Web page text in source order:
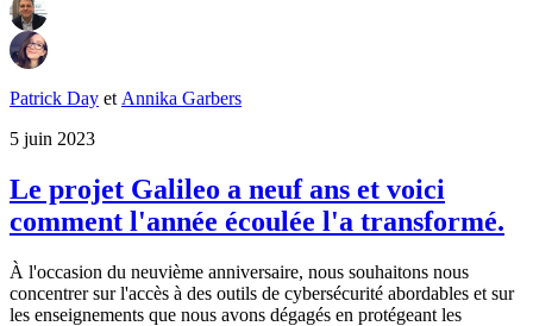
Patrick Day et Annika Garbers
5 juin 2023
Le projet Galileo a neuf ans et voici
comment l'année écoulée l'a transformé.
À l'occasion du neuvième anniversaire, nous souhaitons nous
concentrer sur l'accès à des outils de cybersécurité abordables et sur
les enseignements que nous avons dégagés en protégeant les